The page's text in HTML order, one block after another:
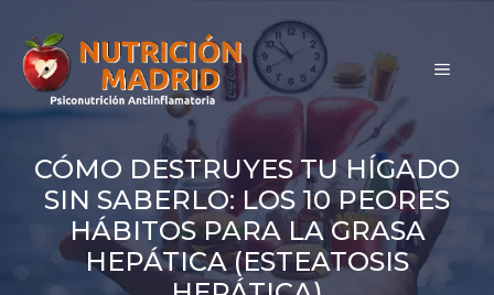
contenido
MENÚ
CÓMO DESTRUYES TU HÍGADO
SIN SABERLO: LOS 10 PEORES
HÁBITOS PARA LA GRASA
HEPÁTICA (ESTEATOSIS